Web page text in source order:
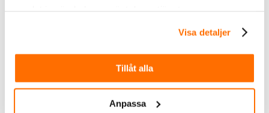
Visa detaljer
Tillåt alla
Anpassa
utomhusbelysning
Köp